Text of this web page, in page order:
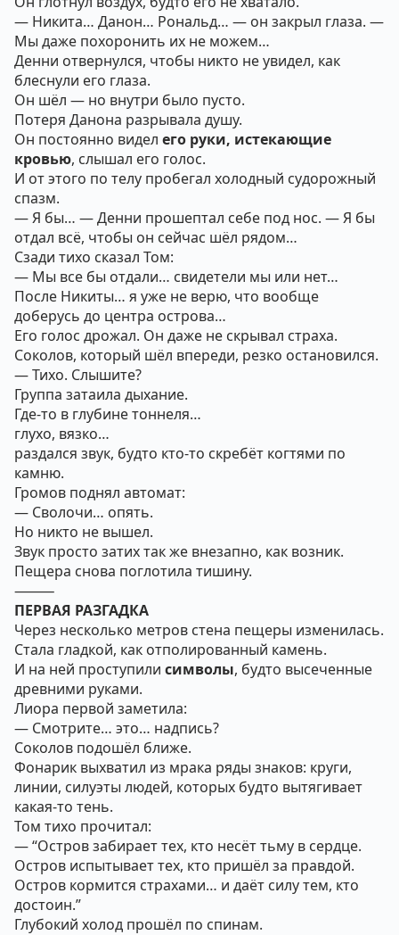
— Никита… Данон… Рональд… — он закрыл глаза. —
Мы даже похоронить их не можем…
Денни отвернулся, чтобы никто не увидел, как
блеснули его глаза.
Он шёл — но внутри было пусто.
Потеря Данона разрывала душу.
Он постоянно видел его руки, истекающие
кровью, слышал его голос.
И от этого по телу пробегал холодный судорожный
спазм.
— Я бы… — Денни прошептал себе под нос. — Я бы
отдал всё, чтобы он сейчас шёл рядом…
Сзади тихо сказал Том:
— Мы все бы отдали… свидетели мы или нет…
После Никиты… я уже не верю, что вообще
доберусь до центра острова…
Его голос дрожал. Он даже не скрывал страха.
Соколов, который шёл впереди, резко остановился.
— Тихо. Слышите?
Группа затаила дыхание.
Где-то в глубине тоннеля…
глухо, вязко…
раздался звук, будто кто-то скребёт когтями по
камню.
Громов поднял автомат:
— Сволочи… опять.
Но никто не вышел.
Звук просто затих так же внезапно, как возник.
Пещера снова поглотила тишину.
⸻
ПЕРВАЯ РАЗГАДКА
Через несколько метров стена пещеры изменилась.
Стала гладкой, как отполированный камень.
И на ней проступили символы, будто высеченные
древними руками.
Лиора первой заметила:
— Смотрите… это… надпись?
Соколов подошёл ближе.
Фонарик выхватил из мрака ряды знаков: круги,
линии, силуэты людей, которых будто вытягивает
какая-то тень.
Том тихо прочитал:
— “Остров забирает тех, кто несёт тьму в сердце.
Остров испытывает тех, кто пришёл за правдой.
Остров кормится страхами… и даёт силу тем, кто
достоин.”
Глубокий холод прошёл по спинам.